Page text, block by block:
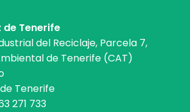
de Tenerife
del Reciclaje, Parcela 7,
de Tenerife (CAT)
Tenerife
271 733